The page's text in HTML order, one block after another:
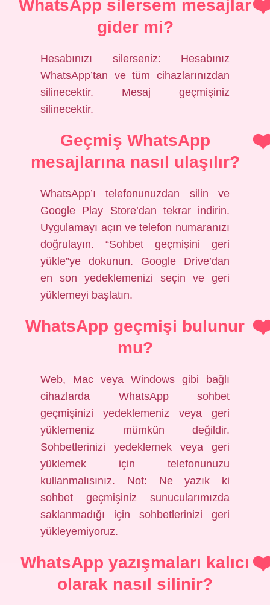
WhatsApp silersem mesajlar
gider mi?
Hesabınızı silerseniz: Hesabınız
WhatsApp’tan ve tüm cihazlarınızdan
silinecektir. Mesaj geçmişiniz
silinecektir.
Geçmiş WhatsApp
mesajlarına nasıl ulaşılır?
WhatsApp’ı telefonunuzdan silin ve
Google Play Store’dan tekrar indirin.
Uygulamayı açın ve telefon numaranızı
doğrulayın. “Sohbet geçmişini geri
yükle”ye dokunun. Google Drive’dan
en son yedeklemenizi seçin ve geri
yüklemeyi başlatın.
WhatsApp geçmişi bulunur
mu?
Web, Mac veya Windows gibi bağlı
cihazlarda WhatsApp sohbet
geçmişinizi yedeklemeniz veya geri
yüklemeniz mümkün değildir.
Sohbetlerinizi yedeklemek veya geri
yüklemek için telefonunuzu
kullanmalısınız. Not: Ne yazık ki
sohbet geçmişiniz sunucularımızda
saklanmadığı için sohbetlerinizi geri
yükleyemiyoruz.
WhatsApp yazışmaları kalıcı
olarak nasıl silinir?